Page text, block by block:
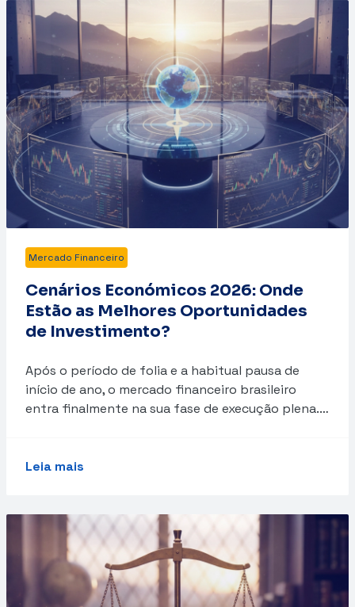
Mercado Financeiro
Cenários Económicos 2026: Onde
Estão as Melhores Oportunidades
de Investimento?
Após o período de folia e a habitual pausa de
início de ano, o mercado financeiro brasileiro
entra finalmente na sua fase de execução plena.…
Leia mais